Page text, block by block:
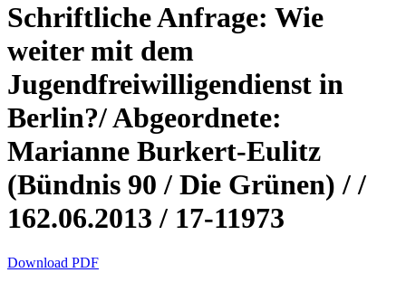
Schriftliche Anfrage: Wie
weiter mit dem
Jugendfreiwilligendienst in
Berlin?/ Abgeordnete:
Marianne Burkert-Eulitz
(Bündnis 90 / Die Grünen) / /
162.06.2013 / 17-11973
Download PDF